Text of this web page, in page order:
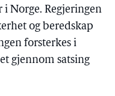
Norge. Regjeringen
og beredskap
forsterkes i
gjennom satsing